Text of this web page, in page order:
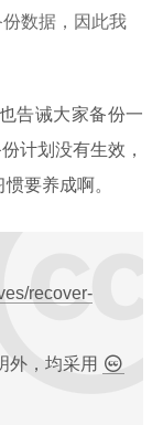
数据，因此我
告诫大家备份一
计划没有生效，
要养成啊。
recover-
外，均采用